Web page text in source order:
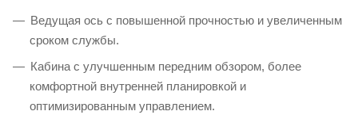
Ведущая ось с повышенной прочностью и увеличенным
сроком службы.
Кабина с улучшенным передним обзором, более
комфортной внутренней планировкой и
оптимизированным управлением.